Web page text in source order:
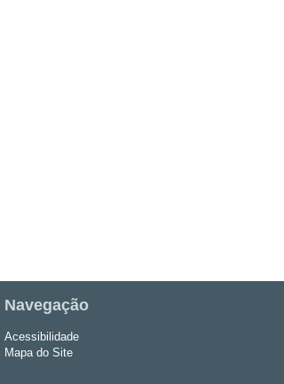
Navegação
Acessibilidade
Mapa do Site